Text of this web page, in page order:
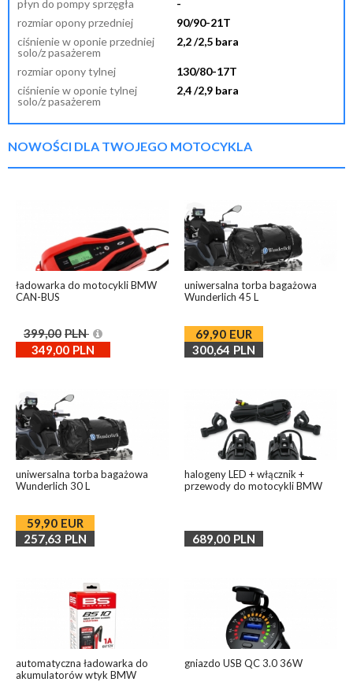
płyn do pompy sprzęgła
-
rozmiar opony przedniej
90/90-21T
ciśnienie w oponie przedniej
solo/z pasażerem
2,2 /2,5 bara
rozmiar opony tylnej
130/80-17T
ciśnienie w oponie tylnej
solo/z pasażerem
2,4 /2,9 bara
NOWOŚCI DLA TWOJEGO MOTOCYKLA
ładowarka do motocykli BMW
CAN-BUS
399,00 PLN
349,00 PLN
uniwersalna torba bagażowa
Wunderlich 45 L
69,90 EUR
300,64 PLN
uniwersalna torba bagażowa
Wunderlich 30 L
59,90 EUR
257,63 PLN
halogeny LED + włącznik +
przewody do motocykli BMW
689,00 PLN
automatyczna ładowarka do
akumulatorów wtyk BMW
gniazdo USB QC 3.0 36W